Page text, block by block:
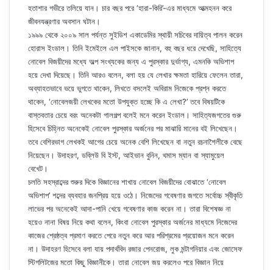
হতাশার গভীরে তলিয়ে যান। চার বছর পরে ‘হারা-কিরি’-এর মাধ্যমে আত্মহনন করে
জীবনযন্ত্রণার অবসান ঘটান।
১৯৯৯ থেকে ২০০৯ সাল পর্যন্ত সুইডিশ একাডেমির স্থায়ী সচিবের দায়িত্ব পালন করেন
হোরাস ইংডাল। তিনি ইমেইলে এল পাইসকে জানান, বহু বছর ধরে দেখেছি, সাহিত্যে
নোবেল বিজয়ীদের মধ্যে অল্প সংখ্যকের জন্য এ পুরস্কার দুর্ভাগ্য, এমনকি অভিশাপ
হয়ে দেখা দিয়েছে। তিনি আরও বলেন, বলা হয় যে লেখার ক্ষমতা হারিয়ে ফেলেন তারা,
অব্যাহতভাবে ভয়ে ভুগতে থাকেন, লিখতে বসলেই অবিরাম নিজেকে প্রশ্ন করতে
থাকেন, ‘নোবেলজয়ী লেখকের মতো উপযুক্ত হচ্ছে কি এ লেখা?’ তবে বিষয়টিকে
বাস্তবতার চেয়ে বরং অনেকটা গালগল্প বলেই মনে করেন ইংডাল। সাহিত্যজগতের গুরু
হিসেবে চিহ্নিত অনেকেই নোবেল পুরস্কার অর্জনের পর মাঝারি মানের বই লিখেছেন।
তবে বেশিরভাগ লেখকই আগের চেয়ে অনেক বেশি লিখেছেন বা নতুন রচনাশৈলীকে বেছে
নিয়েছেন। উদাহরণ, ডব্লিউ বি ইস্ট, আইভান বুনিন, থমাস ম্যান বা স্যামুয়েল
বেখেট।
চলতি সহস্রাব্দের শুরুর দিকে বিজ্ঞানের শাখায় নোবেল বিজয়ীদের বোঝাতে ‘নোবেল
অভিশাপ’ শব্দের ব্যবহার জনপ্রিয় হয়ে ওঠে। নিজেদের গবেষণার জগতে সর্বোচ্চ স্বীকৃতি
লাভের পর অনেকেই আদা-পানি খেয়ে গবেষণার কাজ করেন না। তারা বিশেষজ্ঞ না
হয়েও নানা বিষয় নিয়ে কথা বলেন, কিংবা নোবেল পুরস্কার অর্জনের মাধ্যমে নিজেদের
কাজের শ্রেষ্ঠত্ব প্রমাণ করতে পেরে নতুন করে আর পরিশ্রমের প্রয়োজন মনে করেন
না। উদাহরণ হিসেবে বলা যায় পদার্থবিদ রজার পেনরোজ, লুক মন্টাগনিয়ার এবং জোসেফ
স্টিগলিটজের মতো কিছু বিজ্ঞানীকে। তারা নোবেল জয় করলেও পরে বিজ্ঞান নিয়ে